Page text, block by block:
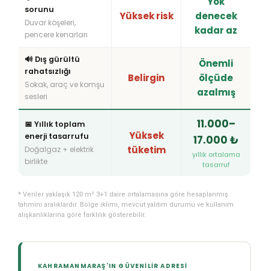
sorunu
Duvar köşeleri,
pencere kenarları
Yüksek risk
denecek
kadar az
🔊 Dış gürültü
rahatsızlığı
Sokak, araç ve komşu
sesleri
Belirgin
Önemli
ölçüde
azalmış
📅 Yıllık toplam
enerji tasarrufu
Doğalgaz + elektrik
birlikte
Yüksek
tüketim
11.000–
17.000 ₺
yıllık ortalama
tasarruf
* Veriler yaklaşık 120 m² 3+1 daire ortalamasına göre hesaplanmış
tahmini aralıklardır. Bölge iklimi, mevcut yalıtım durumu ve kullanım
alışkanlıklarına göre farklılık gösterebilir.
KAHRAMANMARAŞ'IN GÜVENILIR ADRESI